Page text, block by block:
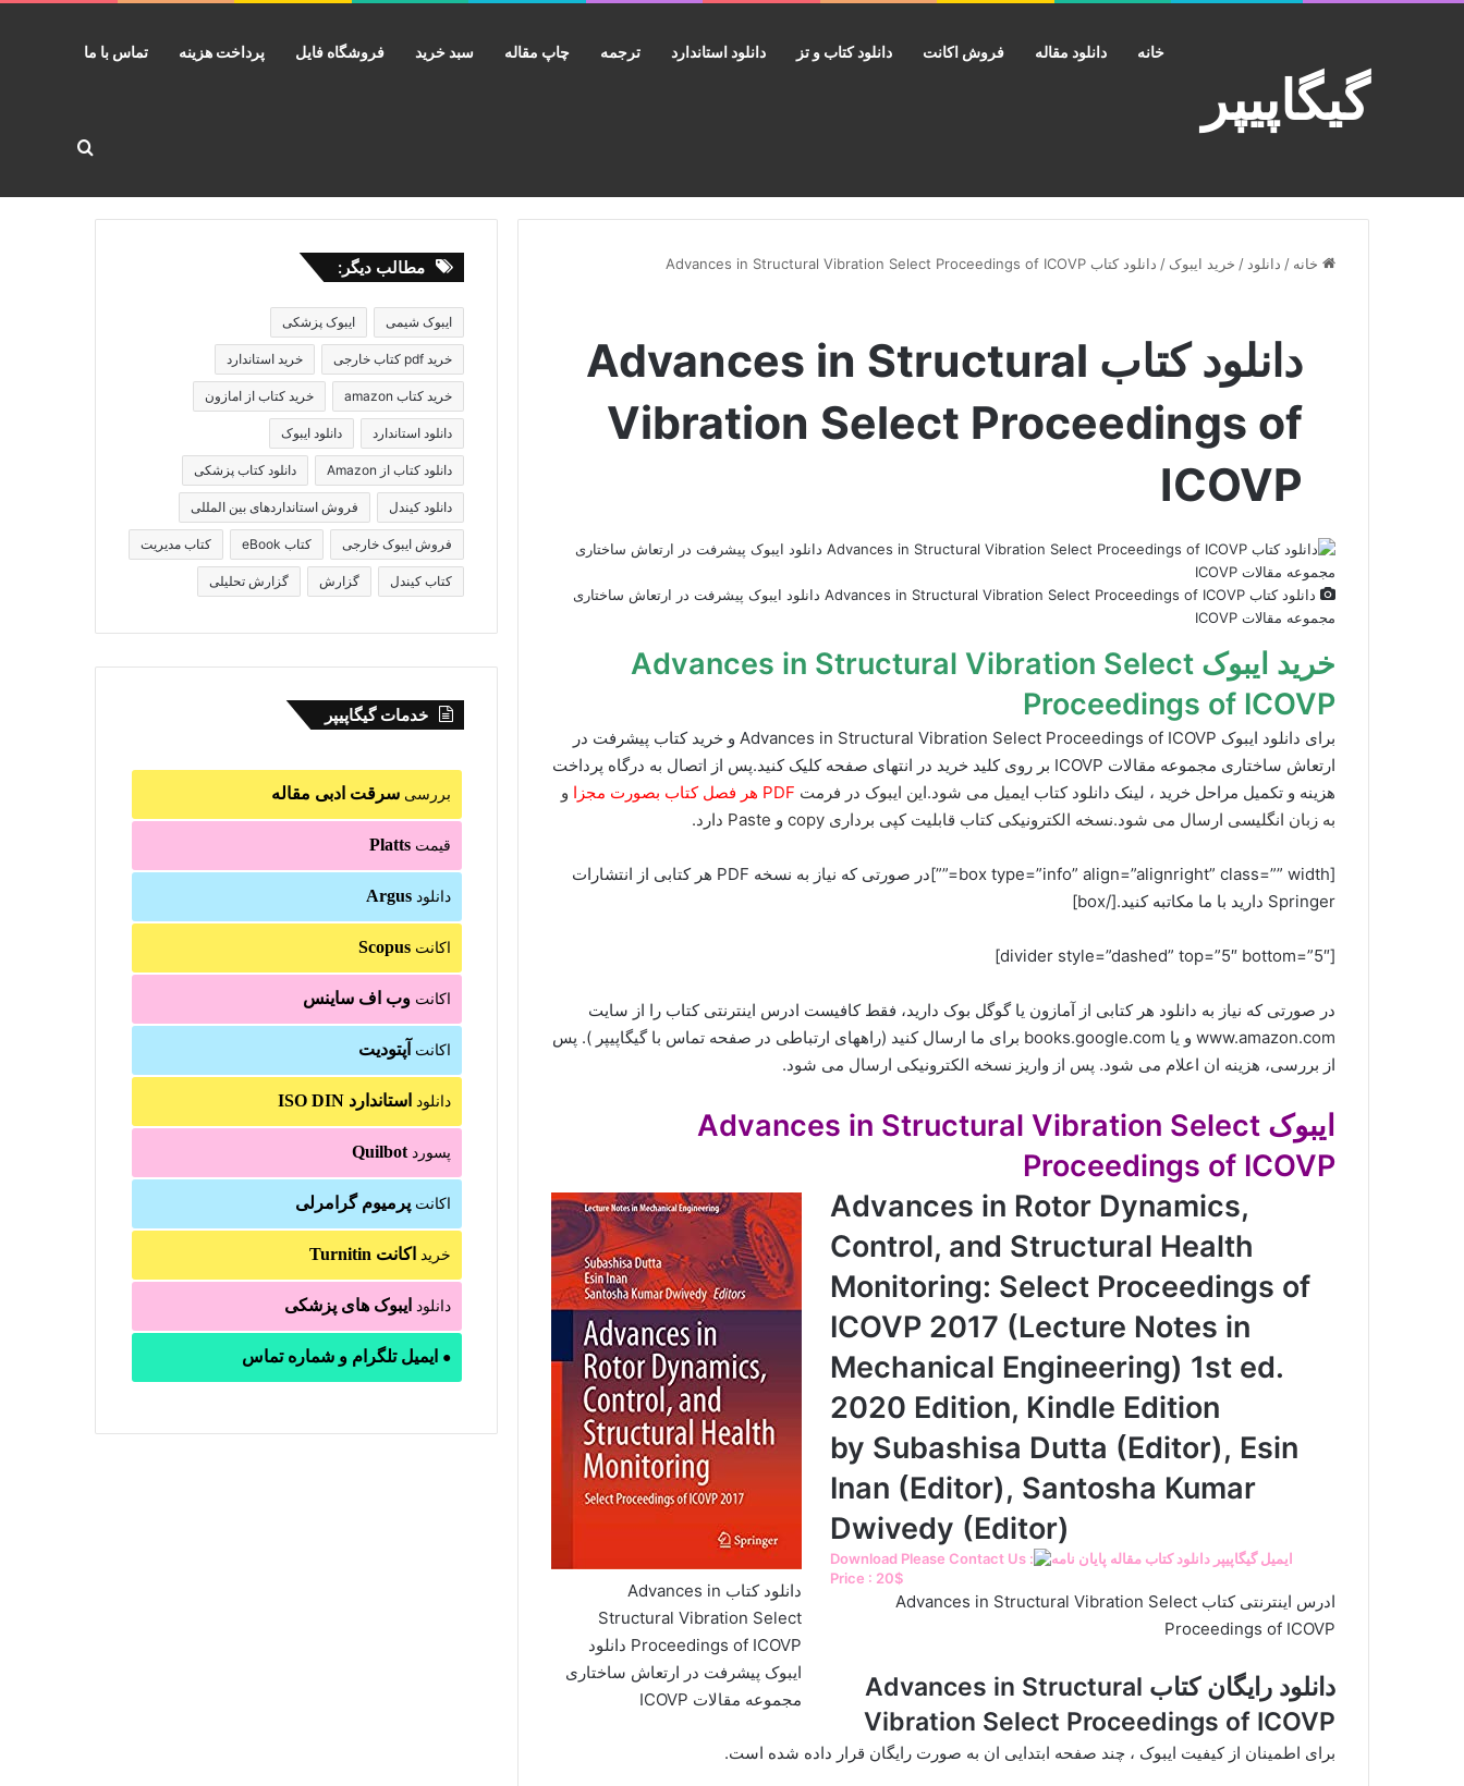
گیگاپیپر
خانه دانلود مقاله فروش اکانت دانلود کتاب و تز دانلود استاندارد ترجمه چاپ مقاله سبد خرید فروشگاه فایل پرداخت هزینه تماس با ما
جستجو
خانه / دانلود / خرید ایبوک / دانلود کتاب Advances in Structural Vibration Select Proceedings of ICOVP
دانلود کتاب Advances in Structural
Vibration Select Proceedings of
ICOVP
دانلود کتاب Advances in Structural Vibration Select Proceedings of ICOVP دانلود ایبوک پیشرفت در ارتعاش ساختاری
مجموعه مقالات ICOVP
خرید ایبوک Advances in Structural Vibration Select
Proceedings of ICOVP
برای دانلود ایبوک Advances in Structural Vibration Select Proceedings of ICOVP و خرید کتاب پیشرفت در
ارتعاش ساختاری مجموعه مقالات ICOVP بر روی کلید خرید در انتهای صفحه کلیک کنید.پس از اتصال به درگاه پرداخت
هزینه و تکمیل مراحل خرید ، لینک دانلود کتاب ایمیل می شود.این ایبوک در فرمت PDF هر فصل کتاب بصورت مجزا
و
به زبان انگلیسی ارسال می شود.نسخه الکترونیکی کتاب قابلیت کپی برداری copy و Paste دارد.
[box type=”info” align=”alignright” class=”” width=””]در صورتی که نیاز به نسخه PDF هر کتابی از انتشارات
Springer دارید با ما مکاتبه کنید.[/box]
[divider style=”dashed” top=”5″ bottom=”5″]
در صورتی که نیاز به دانلود هر کتابی از آمازون یا گوگل بوک دارید، فقط کافیست ادرس اینترنتی کتاب را از سایت
www.amazon.com و یا books.google.com برای ما ارسال کنید (راههای ارتباطی در صفحه
تماس با گیگاپیپر ). پس
از بررسی، هزینه ان اعلام می شود. پس از واریز نسخه الکترونیکی ارسال می شود.
ایبوک Advances in Structural Vibration Select
Proceedings of ICOVP
دانلود کتاب Advances in
Structural Vibration Select
Proceedings of ICOVP دانلود
ایبوک پیشرفت در ارتعاش ساختاری
مجموعه مقالات ICOVP
Advances in Rotor Dynamics,
Control, and Structural Health
Monitoring: Select Proceedings of
ICOVP 2017 (Lecture Notes in
Mechanical Engineering) 1st ed.
2020 Edition, Kindle Edition
by Subashisa Dutta (Editor), Esin
Inan (Editor), Santosha Kumar
Dwivedy (Editor)
Download Please Contact Us :
Price : 20$
ادرس اینترنتی کتاب Advances in Structural Vibration Select
Proceedings of ICOVP
دانلود رایگان کتاب Advances in Structural
Vibration Select Proceedings of ICOVP
برای اطمینان از کیفیت ایبوک ، چند صفحه ابتدایی ان به صورت رایگان قرار داده شده است.
مطالب دیگر:
ایبوک شیمی ایبوک پزشکی
خرید pdf کتاب خارجی خرید استاندارد
خرید کتاب amazon خرید کتاب از امازون
دانلود استاندارد دانلود ایبوک
دانلود کتاب از Amazon دانلود کتاب پزشکی
دانلود کیندل فروش استانداردهای بین المللی
فروش ایبوک خارجی کتاب eBook کتاب مدیریت
کتاب کیندل گزارش گزارش تحلیلی
خدمات گیگاپیپر
بررسیسرقت ادبی مقاله
قیمتPlatts
دانلودArgus
اکانتScopus
اکانتوب اف ساینس
اکانت آپتودیت
دانلود استاندارد ISO DIN
پسوردQuilbot
اکانتپرمیوم گرامرلی
خرید اکانت Turnitin
دانلود ایبوک های پزشکی
● ایمیل تلگرام و شماره تماس